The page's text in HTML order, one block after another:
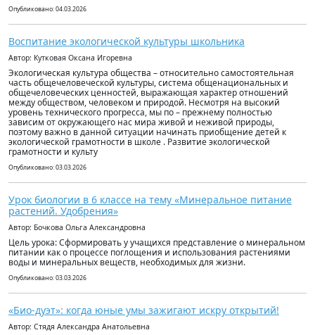
Опубликовано: 04.03.2026
Воспитание экологической культуры школьника
Автор: Кутковая Оксана Игоревна
Экологическая культура общества – относительно самостоятельная
часть общечеловеческой культуры, система общенациональных и
общечеловеческих ценностей, выражающая характер отношений
между обществом, человеком и природой. Несмотря на высокий
уровень технического прогресса, мы по – прежнему полностью
зависим от окружающего нас мира живой и неживой природы,
поэтому важно в данной ситуации начинать приобщение детей к
экологической грамотности в школе . Развитие экологической
грамотности и культу
Опубликовано: 03.03.2026
Урок биологии в 6 классе на тему «Минеральное питание
растений. Удобрения»
Автор: Бочкова Ольга Александровна
Цель урока: Сформировать у учащихся представление о минеральном
питании как о процессе поглощения и использования растениями
воды и минеральных веществ, необходимых для жизни.
Опубликовано: 03.03.2026
«Био-дуэт»: когда юные умы зажигают искру открытий!
Автор: Стядя Александра Анатольевна